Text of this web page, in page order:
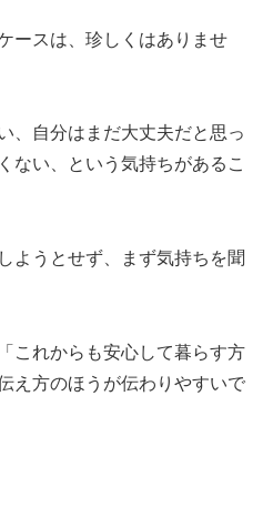
ースは、珍しくはありませ
、自分はまだ大丈夫だと思っ
ない、という気持ちがあるこ
ようとせず、まず気持ちを聞
これからも安心して暮らす方
え方のほうが伝わりやすいで